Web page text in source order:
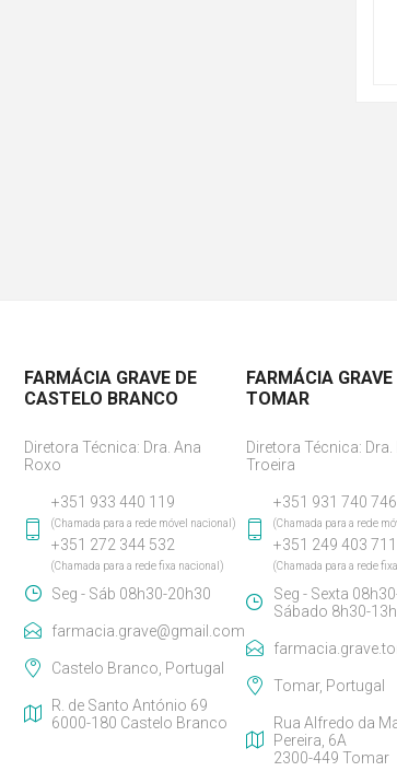
FARMÁCIA GRAVE DE
CASTELO BRANCO
Diretora Técnica: Dra. Ana
Roxo
+351 933 440 119
(Chamada para a rede móvel nacional)
+351 272 344 532
(Chamada para a rede fixa nacional)
Seg - Sáb 08h30-20h30
farmacia.grave@gmail.com
Castelo Branco, Portugal
R. de Santo António 69
6000-180 Castelo Branco
FARMÁCIA GRAVE
TOMAR
Diretora Técnica: Dra.
Troeira
+351 931 740 746
(Chamada para a rede
+351 249 403 711
(Chamada para a rede
Seg - Sexta
Sábado 8h30-
Tomar, Portugal
Rua Alfredo da
Pereira, 6A
2300-449 Tomar